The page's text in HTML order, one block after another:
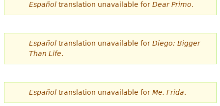
Españoltranslation unavailable for Dear Primo.
Españoltranslation unavailable for Diego: Bigger
Than Life.
Españoltranslation unavailable for Me, Frida.